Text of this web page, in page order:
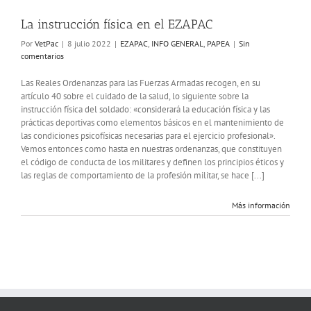
La instrucción física en el EZAPAC
Por VetPac | 8 julio 2022 | EZAPAC, INFO GENERAL, PAPEA | Sin
comentarios
Las Reales Ordenanzas para las Fuerzas Armadas recogen, en su
artículo 40 sobre el cuidado de la salud, lo siguiente sobre la
instrucción física del soldado: «considerará la educación física y las
prácticas deportivas como elementos básicos en el mantenimiento de
las condiciones psicofísicas necesarias para el ejercicio profesional».
Vemos entonces como hasta en nuestras ordenanzas, que constituyen
el código de conducta de los militares y definen los principios éticos y
las reglas de comportamiento de la profesión militar, se hace [...]
Más información